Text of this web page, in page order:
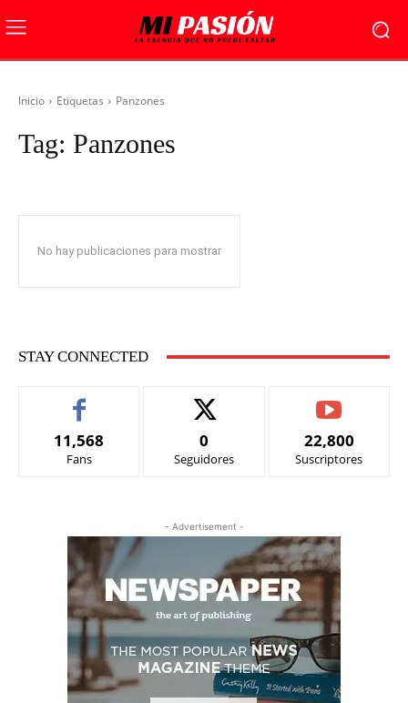
Inicio Etiquetas Panzones
Tag: Panzones
No hay publicaciones para mostrar
STAY CONNECTED
11,568
Fans
0
Seguidores
22,800
Suscriptores
- Advertisement -